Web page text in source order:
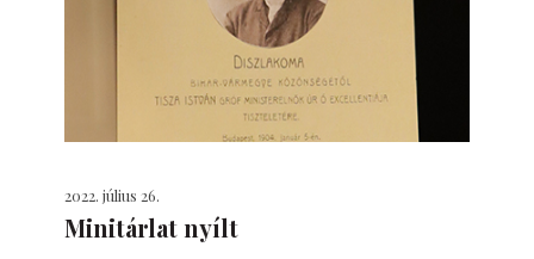
2022. július 26.
Minitárlat nyílt